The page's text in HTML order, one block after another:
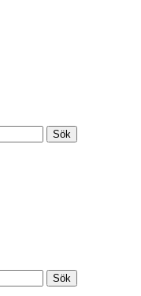
Sök
Sök